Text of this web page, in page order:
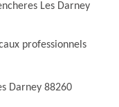
Les Darney
professionnels
Darney 88260